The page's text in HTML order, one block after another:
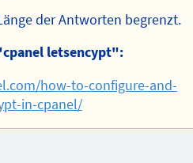
der Antworten begrenzt.
letsencypt":
how-to-configure-and-
in-cpanel/